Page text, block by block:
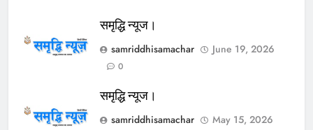
समृद्धि न्यूज।
samriddhisamachar
June 19, 2026
0
समृद्धि न्यूज।
samriddhisamachar
May 15, 2026